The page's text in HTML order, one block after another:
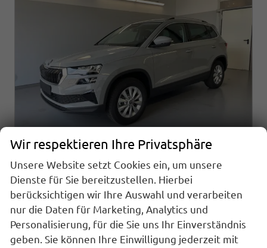
Skoda Karoq
sofort lieferbar Neuwagen
Fahrzeugnr.26249 Getriebe
Doppelkupplungsgetriebe (DSG)
KraftstoffDiesel Außenfarbe[M3M3] Stahl Grau
Wir respektieren Ihre Privatsphäre
Unsere Website setzt Cookies ein, um unsere
Dienste für Sie bereitzustellen. Hierbei
berücksichtigen wir Ihre Auswahl und verarbeiten
nur die Daten für Marketing, Analytics und
Personalisierung, für die Sie uns Ihr Einverständnis
geben. Sie können Ihre Einwilligung jederzeit mit